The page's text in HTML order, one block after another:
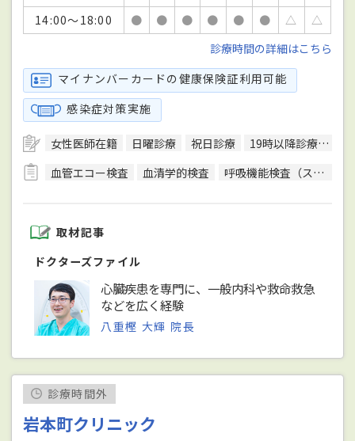
14:00～18:00
● ● ● ● ● ● △
△
診療時間の詳細はこちら
マイナンバーカードの健康保険証利用可能
感染症対策実施
女性医師在籍 日曜診療 祝日診療 19時以降診療可
血管エコー検査
血清学的検査 呼吸機能検査（スパイロメトリー）
取材記事
ドクターズファイル
心臓疾患を専門に、一般内科や救命救急
などを広く経験
八重樫 大輝 院長
診療時間外
岩本町クリニック